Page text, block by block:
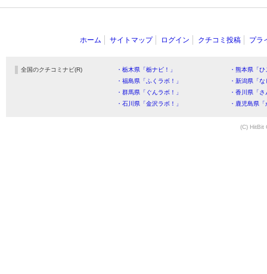
ホーム サイトマップ ログイン クチコミ投稿 プラ
全国のクチコミナビ(R) ・栃木県「栃ナビ！」
・熊本県「
・福島県「ふくラボ！」
・新潟県「
・群馬県「ぐんラボ！」
・香川県「
・石川県「金沢ラボ！」
・鹿児島県
(C) HitBit